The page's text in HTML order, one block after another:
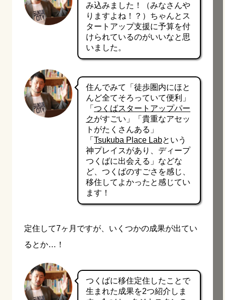
み込みました！（みなさんや
りますよね！？）ちゃんとス
タートアップ支援に予算を付
けられているのがいいなと思
いました。
住んでみて「徒歩圏内にほと
んど全てそろっていて便利」
「 つくばスタートアップパー
クがすごい」「貴重なアセッ
トがたくさんある」
「 Tsukuba Place Labという
神プレイスがあり、ディープ
つくばに出会える」などな
ど、つくばのすごさを感じ、
移住してよかったと感じてい
ます！
定住して7ヶ月ですが、いくつかの成果が出てい
るとか…！
つくばに移住定住したことで
生まれた成果を2つ紹介しま